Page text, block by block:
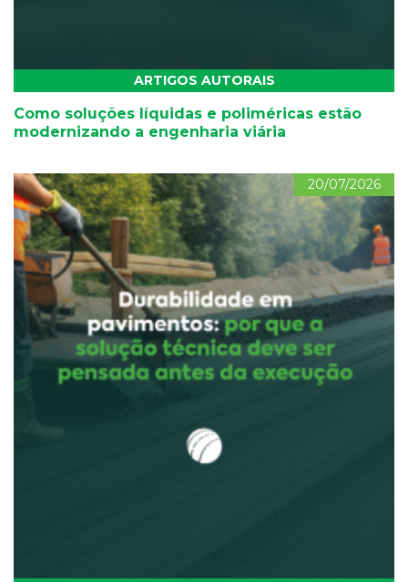
ARTIGOS AUTORAIS
Como soluções líquidas e poliméricas estão
modernizando a engenharia viária
20/07/2026